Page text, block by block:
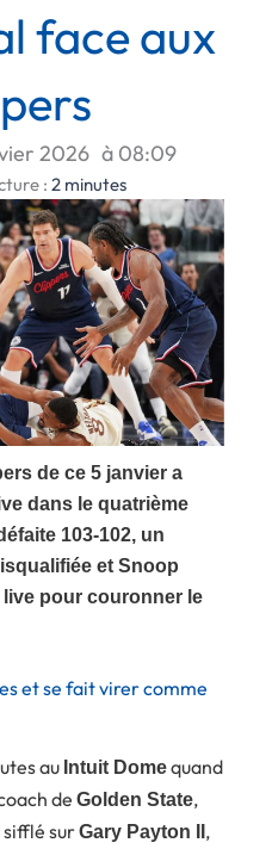
face aux
2026 à 08:09
: 2 minutes
de ce 5 janvier a
dans le quatrième
103-102, un
et Snoop
pour couronner le
et se fait virer comme
au Intuit Domequand
de Golden State,
surGary Payton II ,